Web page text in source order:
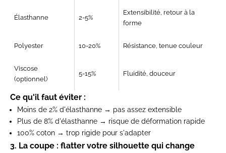
Élasthanne 2-5%
Extensibilité, retour à la
forme
Polyester 10-20% Résistance, tenue couleur
Viscose
(optionnel)
5-15% Fluidité, douceur
Ce qu'il faut éviter :
Moins de 2% d'élasthanne → pas assez extensible
Plus de 8% d'élasthanne → risque de déformation rapide
100% coton → trop rigide pour s'adapter
3. La coupe : flatter votre silhouette qui change